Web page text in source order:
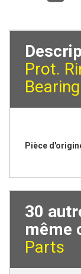
Prot.
Bearing
Pièce
30
même
Parts